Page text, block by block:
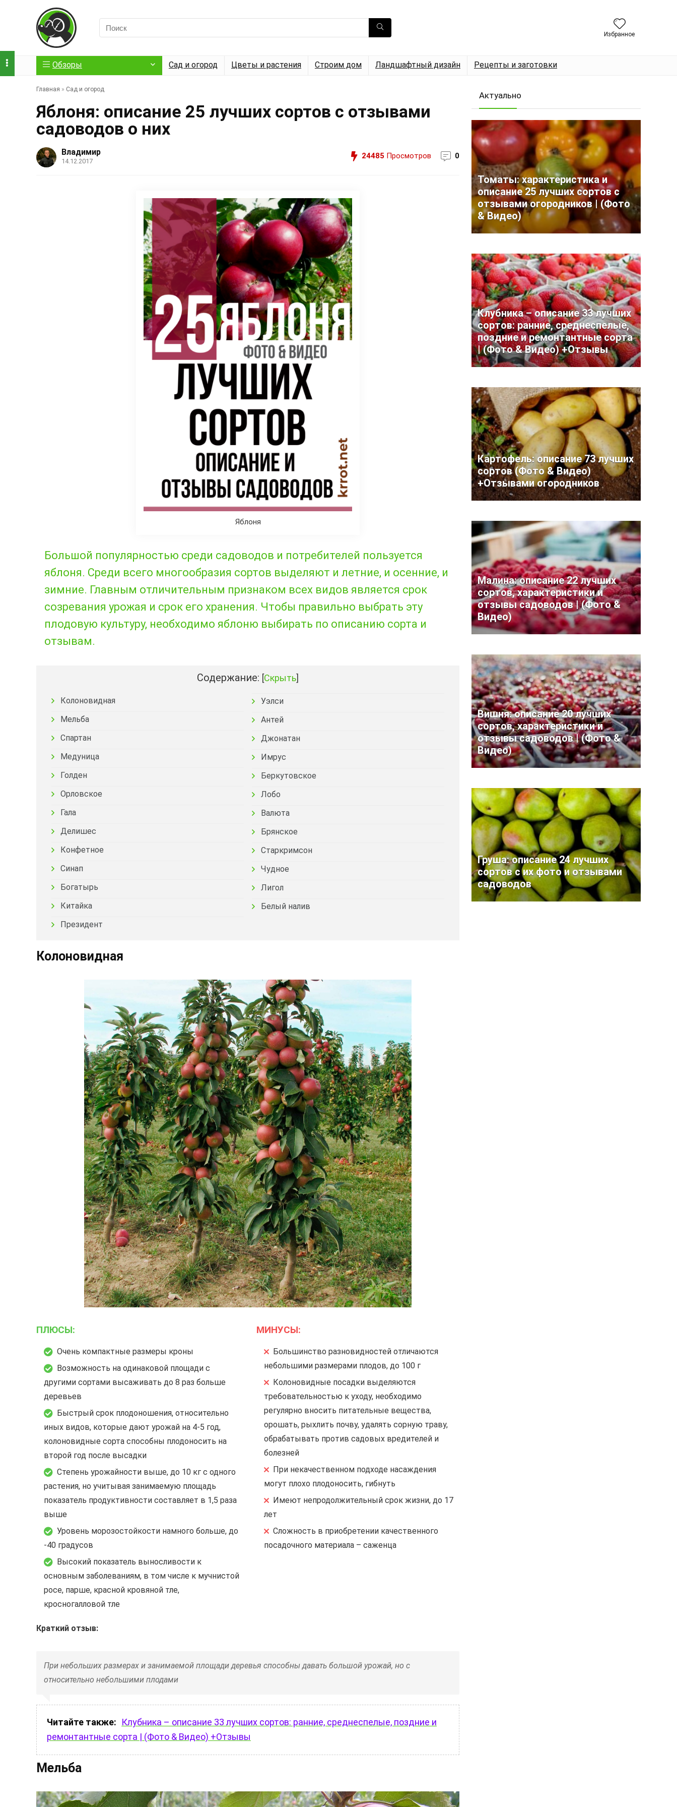
Избранное
Обзоры Сад и огород Цветы и растения Строим дом Ландшафтный дизайн Рецепты и заготовки
Главная » Сад и огород
Яблоня: описание 25 лучших сортов с отзывами
садоводов о них
Владимир
14.12.2017
24485 Просмотров 0
Яблоня
Большой популярностью среди садоводов и потребителей пользуется
яблоня. Среди всего многообразия сортов выделяют и летние, и осенние, и
зимние. Главным отличительным признаком всех видов является срок
созревания урожая и срок его хранения. Чтобы правильно выбрать эту
плодовую культуру, необходимо яблоню выбирать по описанию сорта и
отзывам.
Содержание: [Скрыть]
Колоновидная
Мельба
Спартан
Медуница
Голден
Орловское
Гала
Делишес
Конфетное
Синап
Богатырь
Китайка
Президент
Уэлси
Антей
Джонатан
Имрус
Беркутовское
Лобо
Валюта
Брянское
Старкримсон
Чудное
Лигол
Белый налив
Колоновидная
ПЛЮСЫ:
Очень компактные размеры кроны
Возможность на одинаковой площади с
другими сортами высаживать до 8 раз больше
деревьев
Быстрый срок плодоношения, относительно
иных видов, которые дают урожай на 4-5 год,
колоновидные сорта способны плодоносить на
второй год после высадки
Степень урожайности выше, до 10 кг с одного
растения, но учитывая занимаемую площадь
показатель продуктивности составляет в 1,5 раза
выше
Уровень морозостойкости намного больше, до
-40 градусов
Высокий показатель выносливости к
основным заболеваниям, в том числе к мучнистой
росе, парше, красной кровяной тле,
кросногалловой тле
МИНУСЫ:
Большинство разновидностей отличаются
небольшими размерами плодов, до 100 г
Колоновидные посадки выделяются
требовательностью к уходу, необходимо
регулярно вносить питательные вещества,
орошать, рыхлить почву, удалять сорную траву,
обрабатывать против садовых вредителей и
болезней
При некачественном подходе насаждения
могут плохо плодоносить, гибнуть
Имеют непродолжительный срок жизни, до 17
лет
Сложность в приобретении качественного
посадочного материала – саженца
Краткий отзыв:
При небольших размерах и занимаемой площади деревья способны давать большой урожай, но с
относительно небольшими плодами
Читайте также:
Клубника – описание 33 лучших сортов: ранние, среднеспелые, поздние и
ремонтантные сорта | (Фото & Видео) +Отзывы
Мельба
Актуально
Томаты: характеристика и
описание 25 лучших сортов с
отзывами огородников | (Фото
& Видео)
Клубника – описание 33 лучших
сортов: ранние, среднеспелые,
поздние и ремонтантные сорта
| (Фото & Видео) +Отзывы
Картофель: описание 73 лучших
сортов (Фото & Видео)
+Отзывами огородников
Малина: описание 22 лучших
сортов, характеристики и
отзывы садоводов | (Фото &
Видео)
Вишня: описание 20 лучших
сортов, характеристики и
отзывы садоводов | (Фото &
Видео)
Груша: описание 24 лучших
сортов с их фото и отзывами
садоводов